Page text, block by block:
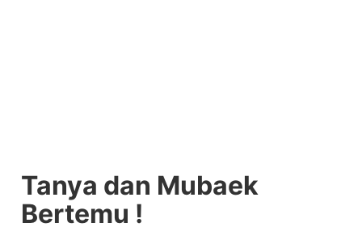
Tanya dan Mubaek
Bertemu !